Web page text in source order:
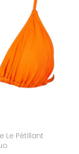
Le Pétillant